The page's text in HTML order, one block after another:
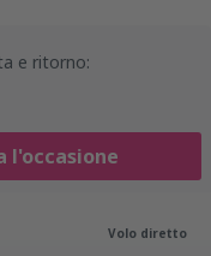
e ritorno:
l'occasione
Volo diretto